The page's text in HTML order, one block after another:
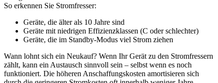
So erkennen Sie Stromfresser:
Geräte, die älter als 10 Jahre sind
Geräte mit niedrigen Effizienzklassen (C oder schlechter)
Geräte, die im Standby-Modus viel Strom ziehen
Wann lohnt sich ein Neukauf? Wenn Ihr Gerät zu den Stromfressern
zählt, kann ein Austausch sinnvoll sein – selbst wenn es noch
funktioniert. Die höheren Anschaffungskosten amortisieren sich